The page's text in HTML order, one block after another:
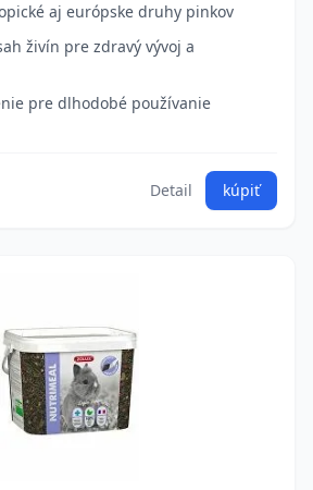
aj európske druhy pinkov
živín pre zdravý vývoj a
pre dlhodobé používanie
Detail kúpiť